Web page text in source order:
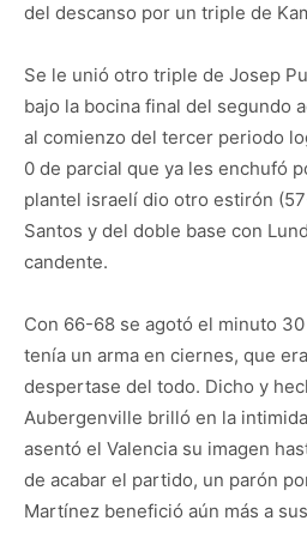
del descanso por un triple de
Se le unió otro triple de Josep
bajo la bocina final del segundo
al comienzo del tercer periodo
0 de parcial que ya les enchufó
plantel israelí dio otro estirón
Santos y del doble base con
candente.
Con 66-68 se agotó el minuto 30
tenía un arma en ciernes, que
despertase del todo. Dicho y
Aubergenville brilló en la
asentó el Valencia su imagen
de acabar el partido, un parón
Martínez benefició aún más a